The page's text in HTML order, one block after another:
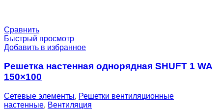
Сравнить
Быстрый просмотр
Добавить в избранное
Решетка настенная однорядная SHUFT 1 WA
150×100
Сетевые элементы, Решетки вентиляционные
настенные, Вентиляция